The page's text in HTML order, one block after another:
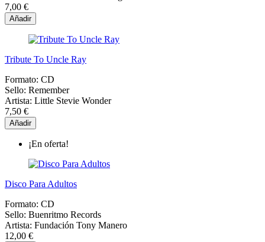
7,00 €
Añadir
Tribute To Uncle Ray
Formato: CD
Sello: Remember
Artista: Little Stevie Wonder
7,50 €
Añadir
¡En oferta!
Disco Para Adultos
Formato: CD
Sello: Buenritmo Records
Artista: Fundación Tony Manero
12,00 €